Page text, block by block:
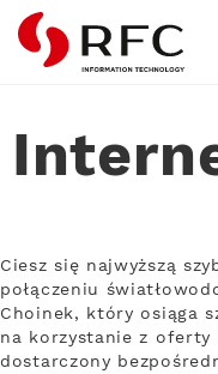
RFC
Ciesz się najwyższą
połączeniu
Choinek, który osiąga
na korzystanie z
dostarczony